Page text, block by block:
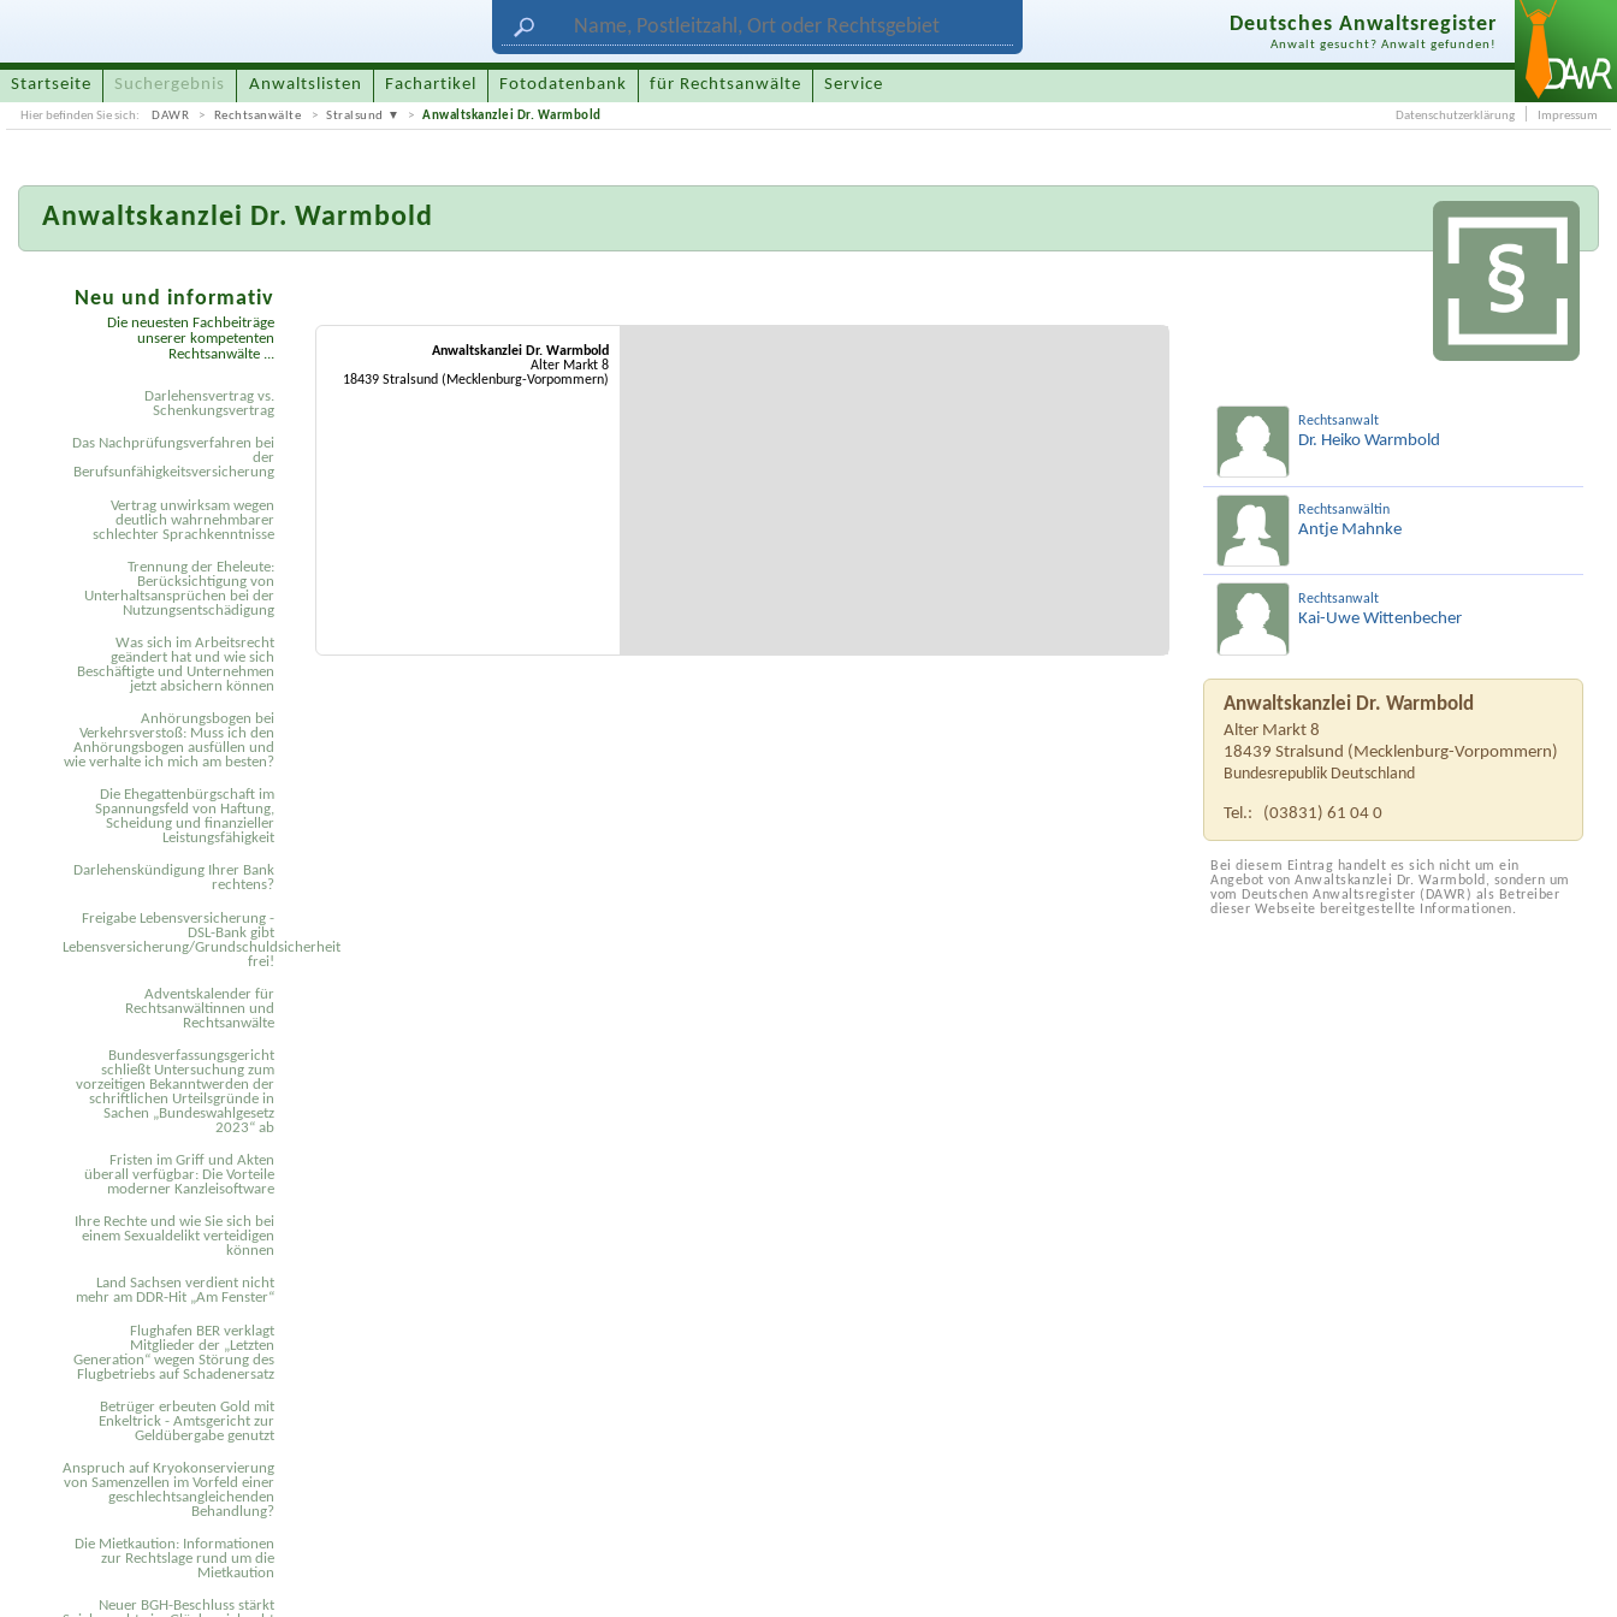
Deutsches Anwaltsregister
Anwalt gesucht? Anwalt gefunden!
Startseite Suchergebnis Anwaltslisten Fachartikel Fotodatenbank für Rechtsanwälte Service
Hier befinden Sie sich: DAWR Rechtsanwälte Stralsund Anwaltskanzlei Dr. Warmbold Datenschutzerklärung Impressum
Anwaltskanzlei Dr. Warmbold
Rechtsanwalt
Dr. Heiko Warmbold
Rechtsanwältin
Antje Mahnke
Rechtsanwalt
Kai-Uwe Wittenbecher
Anwaltskanzlei Dr. Warmbold
Alter Markt 8
18439 Stralsund ( Mecklenburg-Vorpommern)
Bundesrepublik Deutschland
Tel.: (03831) 61 04 0
Bei diesem Eintrag handelt es sich nicht um ein
Angebot von Anwaltskanzlei Dr. Warmbold, sondern um
vom Deutschen Anwaltsregister (DAWR) als Betreiber
dieser Webseite bereitgestellte Informationen.
Anwaltskanzlei Dr. Warmbold
Alter Markt 8
18439 Stralsund (Mecklenburg-Vorpommern)
Neu und informativ
Die neuesten Fachbeiträge
unserer kompetenten
Rechtsanwälte ...
Darlehensvertrag vs.
Schenkungsvertrag
Das Nachprüfungsverfahren bei
der
Berufsunfähigkeitsversicherung
Vertrag unwirksam wegen
deutlich wahrnehmbarer
schlechter Sprachkenntnisse
Trennung der Eheleute:
Berücksichtigung von
Unterhaltsansprüchen bei der
Nutzungsentschädigung
Was sich im Arbeitsrecht
geändert hat und wie sich
Beschäftigte und Unternehmen
jetzt absichern können
Anhörungsbogen bei
Verkehrsverstoß: Muss ich den
Anhörungsbogen ausfüllen und
wie verhalte ich mich am besten?
Die Ehegattenbürgschaft im
Spannungsfeld von Haftung,
Scheidung und finanzieller
Leistungsfähigkeit
Darlehenskündigung Ihrer Bank
rechtens?
Freigabe Lebensversicherung -
DSL-Bank gibt
Lebensversicherung/Grundschuldsicherheit
frei!
Adventskalender für
Rechtsanwältinnen und
Rechtsanwälte
Bundesverfassungsgericht
schließt Untersuchung zum
vorzeitigen Bekanntwerden der
schriftlichen Urteilsgründe in
Sachen „Bundeswahlgesetz
2023“ ab
Fristen im Griff und Akten
überall verfügbar: Die Vorteile
moderner Kanzleisoftware
Ihre Rechte und wie Sie sich bei
einem Sexual­delikt verteidigen
können
Land Sachsen verdient nicht
mehr am DDR-Hit „Am Fenster“
Flughafen BER verklagt
Mitglieder der „Letzten
Generation“ wegen Störung des
Flugbetriebs auf Schadenersatz
Betrüger erbeuten Gold mit
Enkeltrick - Amtsgericht zur
Geldübergabe genutzt
Anspruch auf Kryokonservierung
von Samenzellen im Vorfeld einer
geschlechtsangleichenden
Behandlung?
Die Mietkaution: Informationen
zur Rechtslage rund um die
Mietkaution
Neuer BGH-Beschluss stärkt